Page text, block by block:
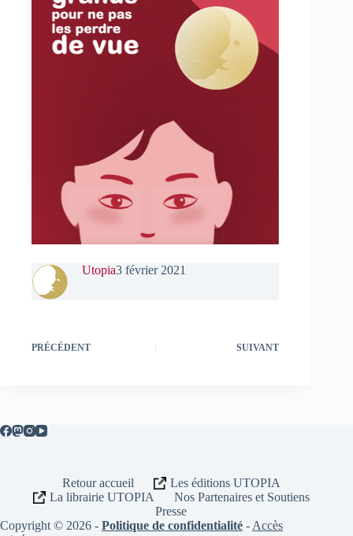
Utopia3 février 2021
PRÉCÉDENT SUIVANT
Retour accueil
Les éditions UTOPIA
La librairie UTOPIA
Nos Partenaires et Soutiens
Presse
Copyright © 2026 - Politique de confidentialité -Accès